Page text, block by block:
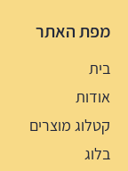
מפת האתר
בית
אודות
קטלוג מוצרים
בלוג